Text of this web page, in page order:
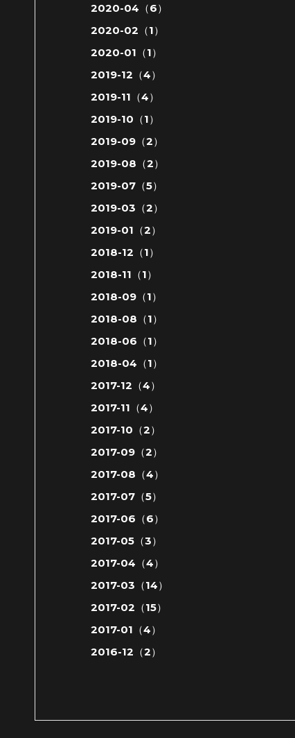
2020-04（6）
2020-02（1）
2020-01（1）
2019-12（4）
2019-11（4）
2019-10（1）
2019-09（2）
2019-08（2）
2019-07（5）
2019-03（2）
2019-01（2）
2018-12（1）
2018-11（1）
2018-09（1）
2018-08（1）
2018-06（1）
2018-04（1）
2017-12（4）
2017-11（4）
2017-10（2）
2017-09（2）
2017-08（4）
2017-07（5）
2017-06（6）
2017-05（3）
2017-04（4）
2017-03（14）
2017-02（15）
2017-01（4）
2016-12（2）